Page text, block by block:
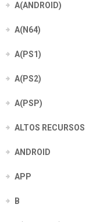
A(ANDROID)
A(N64)
A(PS1)
A(PS2)
A(PSP)
ALTOS RECURSOS
ANDROID
APP
B